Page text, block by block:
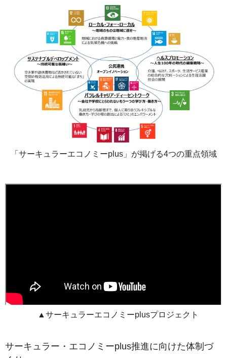
「サーキュラーエコノミーplus」が掲げる4つの重点領域
▲サーキュラーエコノミーplusプロジェクト
サーキュラー・エコノミーplus推進に向けた体制づ